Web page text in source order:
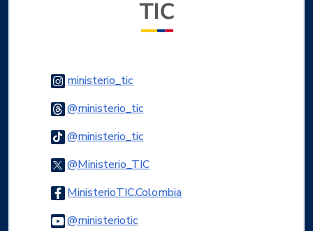
ministerio_ticLogo Instagram
@ministerio_ticLogo Threads
@ministerio_ticLogo Tiktok
@Ministerio_TICLogo Twitter
MinisterioTIC.ColombiaLogo Facebook
@ministerioticLogo Youtube